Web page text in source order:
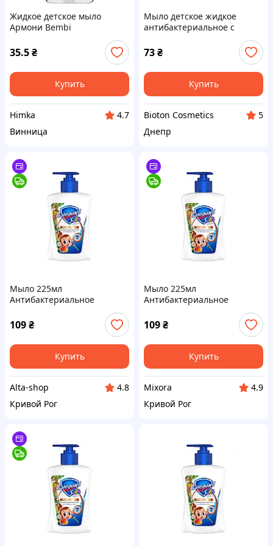
Жидкое детское мыло
Армони Bembi
дозатором 330 мл
(4820220680181)
35.5₴
Купить
Himka
4.7
Винница
Мыло детское жидкое
антибактериальное с
шалфеем и ромашкой 3+
BIOTON COSMETICS, 300 мл
73₴
Купить
Bioton Cosmetics
5
Днепр
Мыло 225мл
Антибактериальное
Детское Тропическое ТМ
SAFEGUARD
109₴
Купить
Alta-shop
4.8
Кривой Рог
Мыло 225мл
Антибактериальное
Детское Тропическое ТМ
SAFEGUARD
109₴
Купить
Mixora
4.9
Кривой Рог